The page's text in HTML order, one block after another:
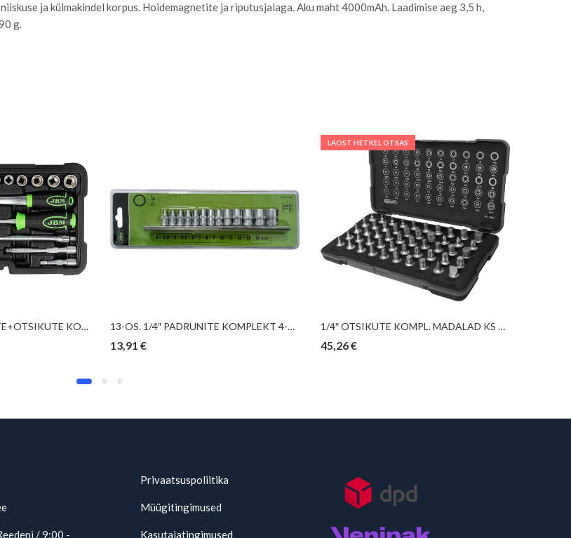
ja külmakindel korpus. Hoidemagnetite ja riputusjalaga. Aku maht 4000mAh. Laadimise aeg 3,5 h,
g.
56-OS.1/4″ PADRUNITE+OTSIKUTE KOMPL.4-14MM “NEW GEN” 12-KANT JBM 13-OS. 1/4″ PADRUNITE KOMPLEKT 4-14MM, 12-KANT, METALLSIINIL JBM
13,91 €
LAOST HETKEL OTSAS
1/4″ OTSIKUTE KOMPL. MADALAD KS TOOLS
45,26€
/ 9:00 -
Privaatsuspoliitika
Müügitingimused
Kasutajatingimused